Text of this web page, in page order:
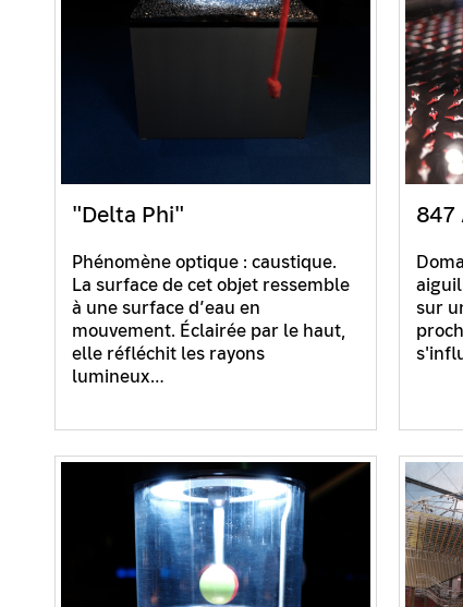
"Delta Phi"
Phénomène optique : caustique.
La surface de cet objet ressemble
à une surface d’eau en
mouvement. Éclairée par le haut,
elle réfléchit les rayons
lumineux…
847
sur